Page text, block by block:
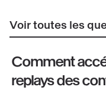
Voir toutes les
Comment
replays des